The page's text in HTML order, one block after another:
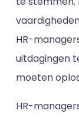
HR-
uitdagingen
moeten
HR-